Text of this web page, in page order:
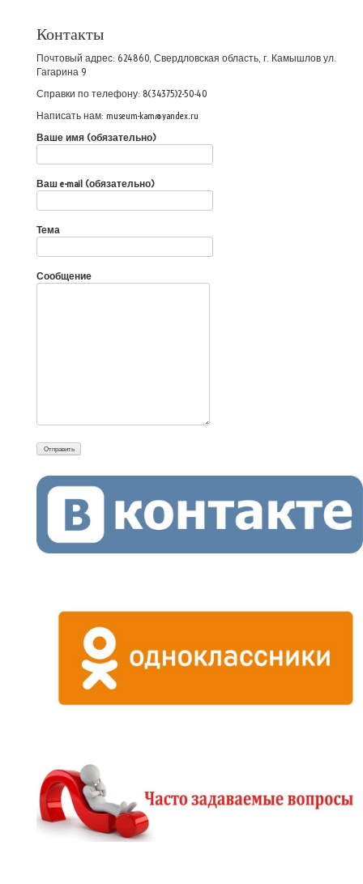
Контакты
Почтовый адрес: 624860, Свердловская область, г. Камышлов ул.
Гагарина 9
Справки по телефону: 8(34375)2-50-40
Написать нам: museum-kam@yandex.ru
Ваше имя (обязательно)
Ваш e-mail (обязательно)
Тема
Сообщение